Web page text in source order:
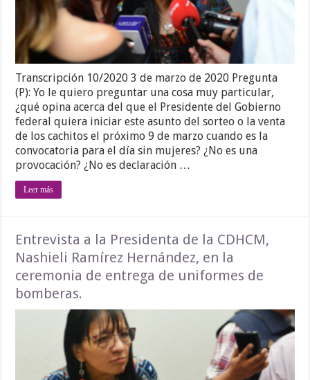
Transcripción 10/2020 3 de marzo de 2020 Pregunta
(P): Yo le quiero preguntar una cosa muy particular,
¿qué opina acerca del que el Presidente del Gobierno
federal quiera iniciar este asunto del sorteo o la venta
de los cachitos el próximo 9 de marzo cuando es la
convocatoria para el día sin mujeres? ¿No es una
provocación? ¿No es declaración …
Leer más
Entrevista a la Presidenta de la CDHCM,
Nashieli Ramírez Hernández, en la
ceremonia de entrega de uniformes de
bomberas.